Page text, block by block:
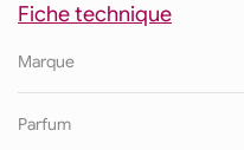
Fiche technique
Marque
Parfum